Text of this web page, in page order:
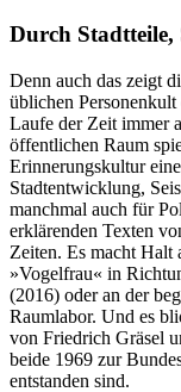
Durch Stadtteile,
Denn auch das zeigt
üblichen
Laufe der Zeit immer
öffentlichen Raum
Erinnerungskultur
Stadtentwicklung,
manchmal auch für
erklärenden Texten
Zeiten. Es macht Halt
»Vogelfrau« in
(2016) oder an der
Raumlabor. Und es
von Friedrich Gräsel
beide 1969 zur
entstanden sind.